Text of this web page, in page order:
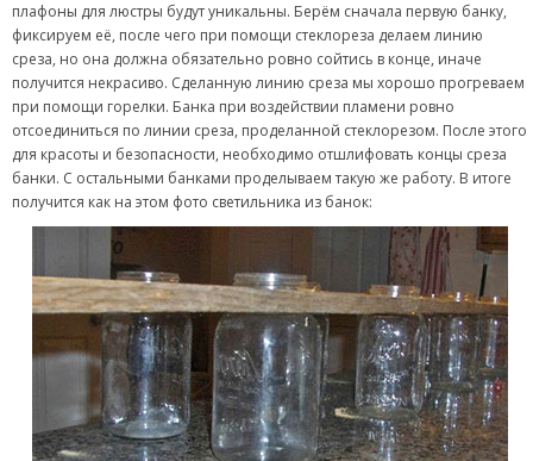
плафоны для люстры будут уникальны. Берём сначала первую банку,
фиксируем её, после чего при помощи стеклореза делаем линию
среза, но она должна обязательно ровно сойтись в конце, иначе
получится некрасиво. Сделанную линию среза мы хорошо прогреваем
при помощи горелки. Банка при воздействии пламени ровно
отсоединиться по линии среза, проделанной стеклорезом. После этого
для красоты и безопасности, необходимо отшлифовать концы среза
банки. С остальными банками проделываем такую же работу. В итоге
получится как на этом фото светильника из банок: